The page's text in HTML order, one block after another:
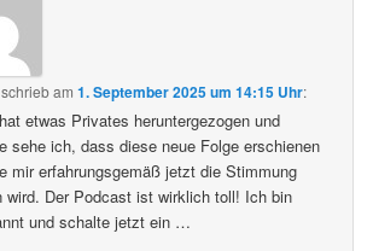
schriebam1. September 2025 um 14:15 Uhr:
etwas Privates heruntergezogen und
sehe ich, dass diese neue Folge erschienen
mir erfahrungsgemäß jetzt die Stimmung
wird. Der Podcast ist wirklich toll! Ich bin
und schalte jetzt ein …